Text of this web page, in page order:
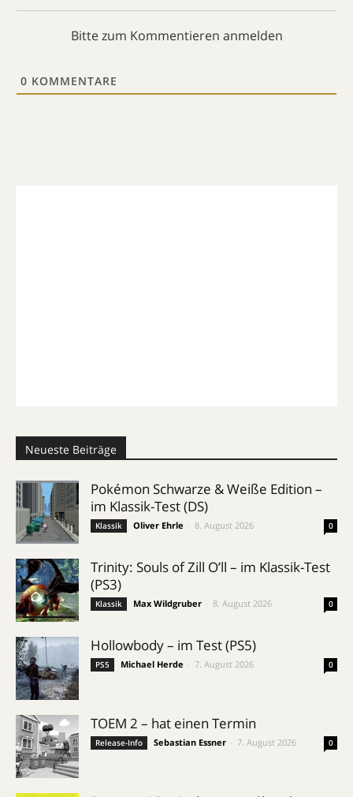
Bitte zum Kommentieren anmelden
0 KOMMENTARE
Neueste Beiträge
Pokémon Schwarze & Weiße Edition –
im Klassik-Test (DS)
Klassik Oliver Ehrle 8. August 2026 0
Trinity: Souls of Zill O’ll – im Klassik-Test
(PS3)
Klassik Max Wildgruber 8. August 2026 0
Hollowbody – im Test (PS5)
PS5 Michael Herde 7. August 2026 0
TOEM 2 – hat einen Termin
Release-Info Sebastian Essner 7. August 2026 0